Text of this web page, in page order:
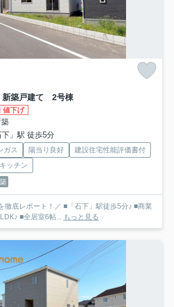
築戸建て 2号棟
値下げ
」駅 徒歩5分
ガス 陽当り良好
建設住宅性能評価書付
ッチン
徹底レポート！／ ■「石下」駅徒歩5分♪ ■商業
■全居室6帖... もっと見る